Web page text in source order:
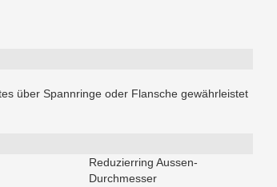
über Spannringe oder Flansche gewährleistet
Reduzierring Aussen-
Durchmesser